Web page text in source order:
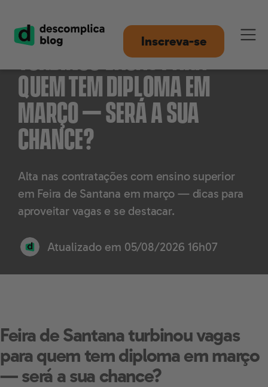
Inscreva-se
Feira de Santana
turbinou vagas para
quem tem diploma em
março — será a sua
chance?
Alta nas contratações com ensino superior
em Feira de Santana em março — dicas para
aproveitar vagas e se destacar.
Atualizado em 05/08/2026 16h07
Feira de Santana turbinou vagas
para quem tem diploma em março
— será a sua chance?